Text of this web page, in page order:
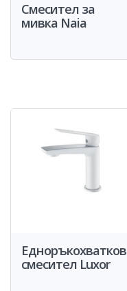
Смесител за
мивка Naia
Едноръкохватков
смесител Luxor